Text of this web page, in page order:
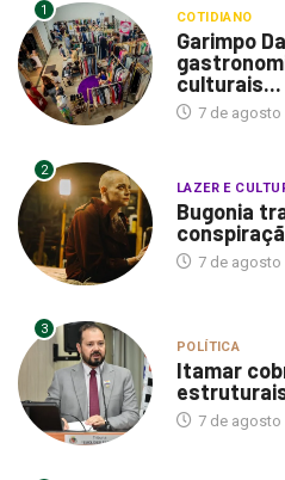
1 COTIDIANO
Garimpo
culturais...
7 de agosto
2
LAZER E
Bugonia
7 de agosto
3
POLÍTICA
Itamar
estruturais
7 de agosto